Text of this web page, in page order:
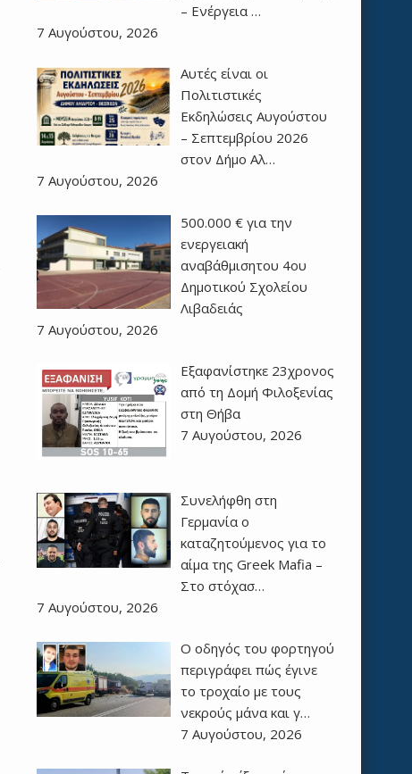
– Ενέργεια …
7 Αυγούστου, 2026
Αυτές είναι οι
Πολιτιστικές
Εκδηλώσεις Αυγούστου
– Σεπτεμβρίου 2026
στον Δήμο Αλ…
7 Αυγούστου, 2026
500.000 € για την
ενεργειακή
αναβάθμισητου 4ου
Δημοτικού Σχολείου
Λιβαδειάς
7 Αυγούστου, 2026
Εξαφανίστηκε 23χρονος
από τη Δομή Φιλοξενίας
στη Θήβα
7 Αυγούστου, 2026
Συνελήφθη στη
Γερμανία ο
καταζητούμενος για το
αίμα της Greek Mafia –
Στο στόχασ…
7 Αυγούστου, 2026
Ο οδηγός του φορτηγού
περιγράφει πώς έγινε
το τροχαίο με τους
νεκρούς μάνα και γ…
7 Αυγούστου, 2026